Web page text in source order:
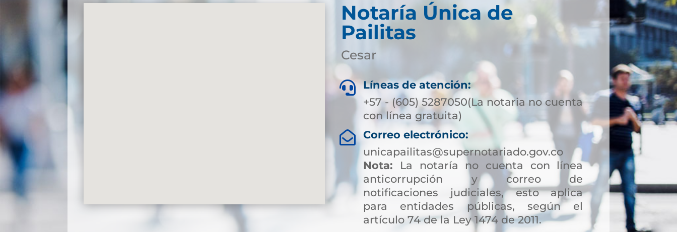
Notaría Única de
Pailitas
Cesar
 Líneas de atención:
+57 - (605) 5287050(La notaria no cuenta
con línea gratuita)

Correo electrónico:
unicapailitas@supernotariado.gov.co
Nota: La notaría no cuenta con línea
anticorrupción y correo de
notificaciones judiciales, esto aplica
para entidades públicas, según el
artículo 74 de la Ley 1474 de 2011.